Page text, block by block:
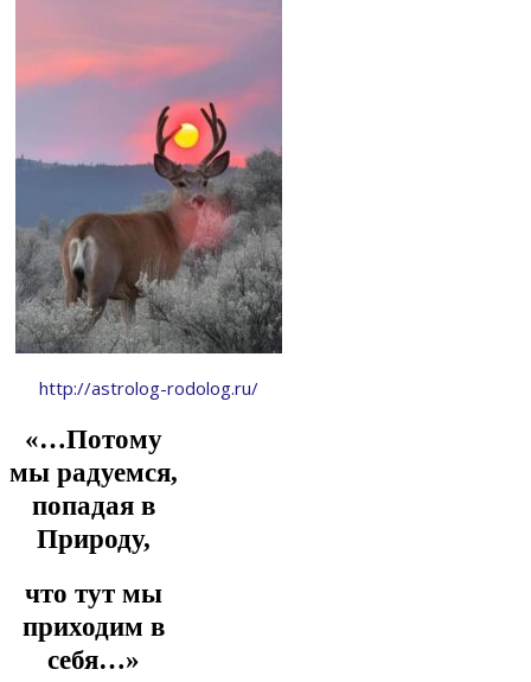
http://astrolog-rodolog.ru/
«…Потому
мы радуемся,
попадая в
Природу,
что тут мы
приходим в
себя…»